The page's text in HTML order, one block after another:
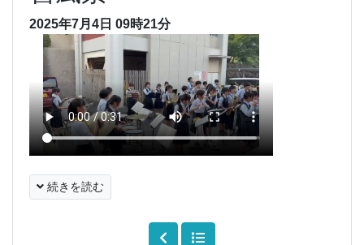
2025年7月4日 09時21分
続きを読む